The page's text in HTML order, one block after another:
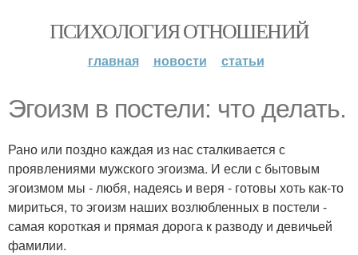
ПСИХОЛОГИЯ ОТНОШЕНИЙ
главная новости статьи
Эгоизм в постели: что делать.
Рано или поздно каждая из нас сталкивается с
проявлениями мужского эгоизма. И если с бытовым
эгоизмом мы - любя, надеясь и веря - готовы хоть как-то
мириться, то эгоизм наших возлюбленных в постели -
самая короткая и прямая дорога к разводу и девичьей
фамилии.